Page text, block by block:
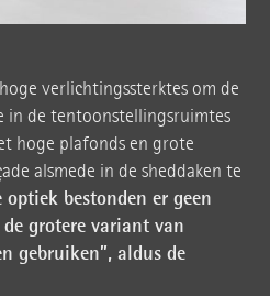
verlichtingssterktes om de
in de tentoonstellingsruimtes
hoge plafonds en grote
alsmede in de sheddaken te
bestonden er geen
grotere variant van
gebruiken”, aldus de